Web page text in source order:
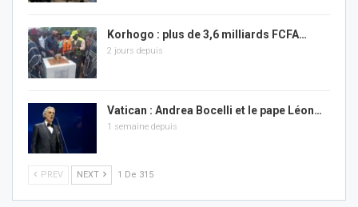
Korhogo : plus de 3,6 milliards FCFA…
2 jours depuis
Vatican : Andrea Bocelli et le pape Léon…
1 semaine depuis
PREV NEXT 1 De 315